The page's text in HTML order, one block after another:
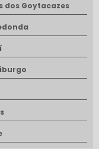
dos Goytacazes